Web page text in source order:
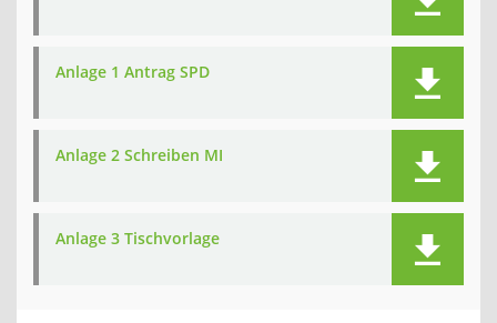
Anlage 1 Antrag SPD
Anlage 2 Schreiben MI
Anlage 3 Tischvorlage